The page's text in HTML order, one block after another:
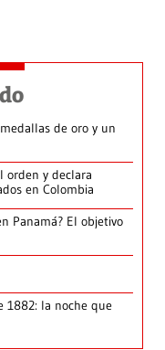
de oro y un
orden y declara
en Colombia
Panamá? El objetivo
1882: la noche que